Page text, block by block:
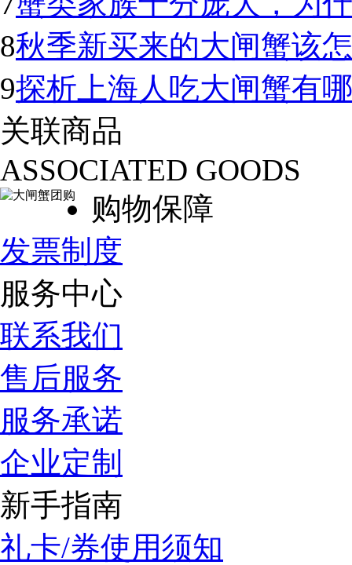
8秋季新买来的大闸蟹该
9探析上海人吃大闸蟹有
关联商品
ASSOCIATED GOODS
购物保障
发票制度
服务中心
联系我们
售后服务
服务承诺
企业定制
新手指南
礼卡/券使用须知